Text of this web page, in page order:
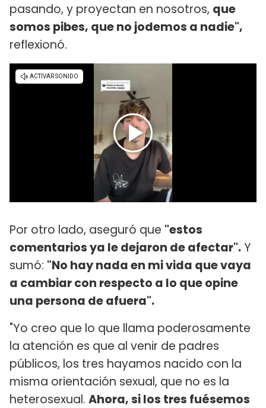
pasando, y proyectan en nosotros, que
somos pibes, que no jodemos a nadie",
reflexionó.
Por otro lado, aseguró que "estos
comentarios ya le dejaron de afectar".Y
sumó: "No hay nada en mi vida que vaya
a cambiar con respecto a lo que opine
una persona de afuera".
"Yo creo que lo que llama poderosamente
la atención es que al venir de padres
públicos, los tres hayamos nacido con la
misma orientación sexual, que no es la
heterosexual. Ahora, si los tres fuésemos